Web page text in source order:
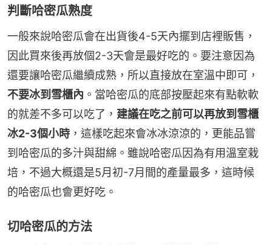
判斷哈密瓜熟度
一般來說哈密瓜會在出貨後4-5天內擺到店裡販售，
因此買來後再放個2-3天會是最好吃的。要注意因為
還要讓哈密瓜繼續成熟，所以直接放在室溫中即可，
不要冰到雪櫃內 。當哈密瓜的底部按壓起來有點軟軟
的就差不多可以吃了， 建議在吃之前可以再放到雪櫃
冰2-3個小時 ，這樣吃起來會冰冰涼涼的，更能品嘗
到哈密瓜的多汁與甜綿。雖說哈密瓜因為有用溫室栽
培，不過大概還是5月初-7月間的產量最多，這時候
的哈密瓜也會更好吃。
切哈密瓜的方法